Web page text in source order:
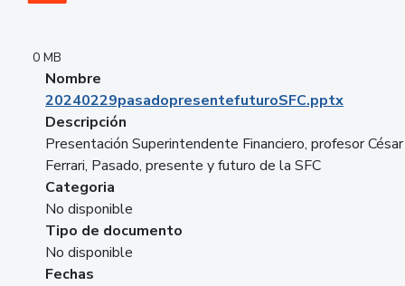
0 MB
Nombre
20240229pasadopresentefuturoSFC.pptx
Descripción
Presentación Superintendente Financiero, profesor César
Ferrari, Pasado, presente y futuro de la SFC
Categoria
No disponible
Tipo de documento
No disponible
Fechas